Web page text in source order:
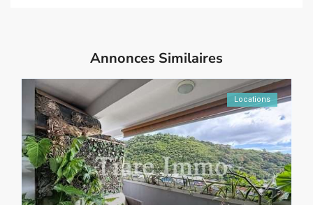
Annonces Similaires
Locations